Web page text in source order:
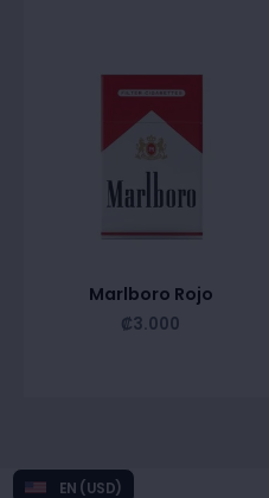
Marlboro Rojo
₡3.000
EN (USD)